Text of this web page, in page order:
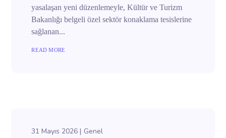
yasalaşan yeni düzenlemeyle, Kültür ve Turizm
Bakanlığı belgeli özel sektör konaklama tesislerine
sağlanan...
READ MORE
31 Mayıs 2026 Genel